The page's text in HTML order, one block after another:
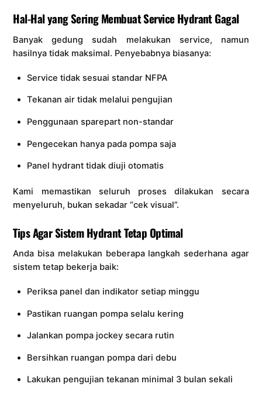
Hal-Hal yang Sering Membuat Service Hydrant Gagal
Banyak gedung sudah melakukan service, namun
hasilnya tidak maksimal. Penyebabnya biasanya:
Service tidak sesuai standar NFPA
Tekanan air tidak melalui pengujian
Penggunaan sparepart non-standar
Pengecekan hanya pada pompa saja
Panel hydrant tidak diuji otomatis
Kami memastikan seluruh proses dilakukan secara
menyeluruh, bukan sekadar “cek visual”.
Tips Agar Sistem Hydrant Tetap Optimal
Anda bisa melakukan beberapa langkah sederhana agar
sistem tetap bekerja baik:
Periksa panel dan indikator setiap minggu
Pastikan ruangan pompa selalu kering
Jalankan pompa jockey secara rutin
Bersihkan ruangan pompa dari debu
Lakukan pengujian tekanan minimal 3 bulan sekali